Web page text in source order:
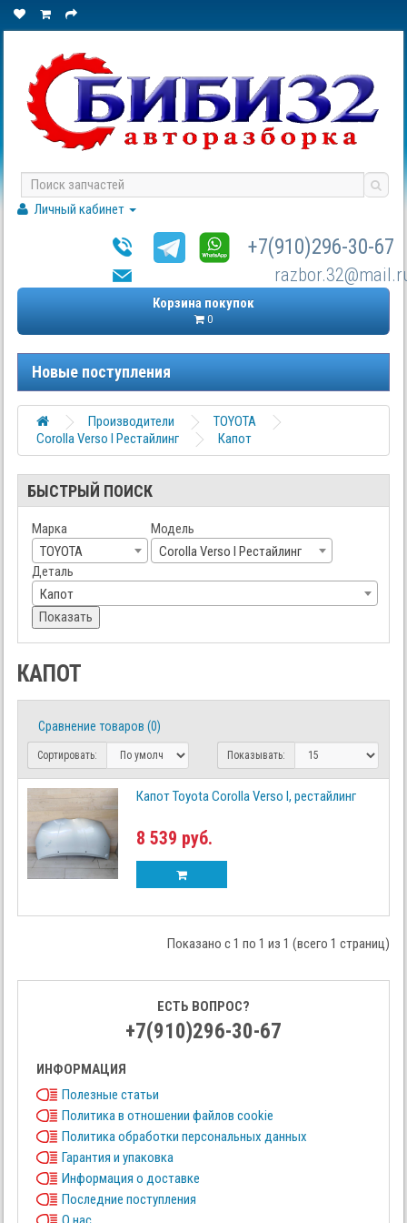
Личный кабинет
+7(910)296-30-67
Корзина покупок
0
Новые поступления
Производители
TOYOTA
Corolla Verso I Рестайлинг
Капот
БЫСТРЫЙ ПОИСК
Марка
TOYOTA
Модель
Corolla Verso I Рестайлинг
Деталь
Капот
Показать
КАПОТ
Сравнение товаров (0)
Сортировать: Показывать:
Капот Toyota Corolla Verso I, рестайлинг
8 539 руб.
Показано с 1 по 1 из 1 (всего 1 страниц)
ЕСТЬ ВОПРОС?
+7(910)296-30-67
ИНФОРМАЦИЯ
Полезные статьи
Политика в отношении файлов cookie
Политика обработки персональных данных
Гарантия и упаковка
Информация о доставке
Последние поступления